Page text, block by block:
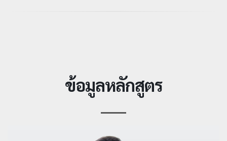
ข้อมูลหลักสูตร